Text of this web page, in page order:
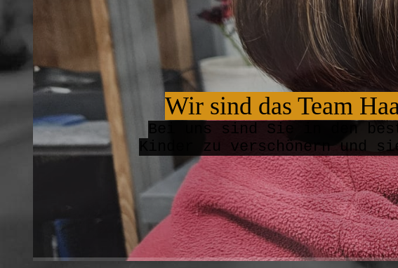
Wir sind das Team
ei uns sind Sie in den
Kinder zu verschönern und